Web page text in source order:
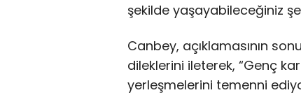
şekilde yaşayabileceğiniz
Canbey, açıklamasının
dileklerini ileterek, “Genç
yerleşmelerini temenni